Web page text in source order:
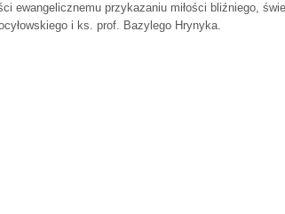
ewangelicznemu przykazaniu miłości bliźniego,
i ks. prof. Bazylego Hrynyka.